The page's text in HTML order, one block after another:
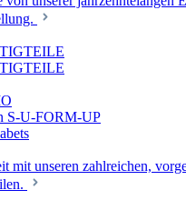
S-U-FORM-UP
mit unseren zahlreichen,